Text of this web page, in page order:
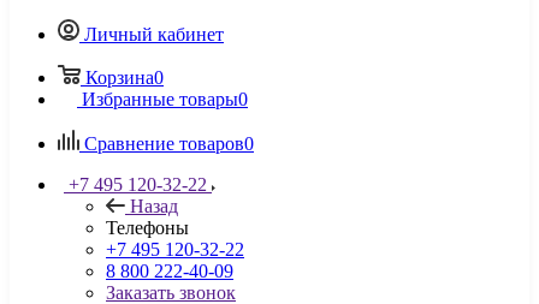
Личный кабинет
Корзина0
Избранные товары0
Сравнение товаров0
+7 495 120-32-22
Назад
Телефоны
+7 495 120-32-22
8 800 222-40-09
Заказать звонок